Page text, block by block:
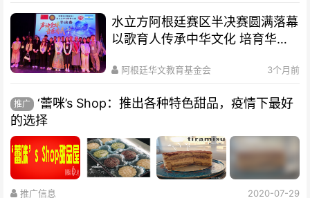
水立方阿根廷赛区半决赛圆满落幕
以歌育人传承中华文化 培育华裔
阿根廷华文教育基金会 3个月前
推广
‘蕾咪’s Shop：推出各种特色甜品，疫情下最好
的选择
推广信息 2020-07-29